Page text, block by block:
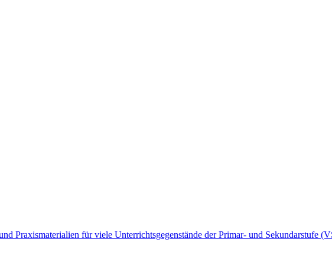
Praxismaterialien für viele Unterrichtsgegenstände der Primar- und Sekundarstufe